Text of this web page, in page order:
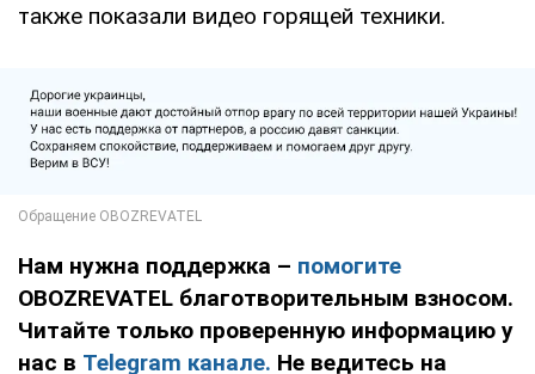
также показали видео горящей техники.
Нам нужна поддержка – помогите
OBOZREVATEL благотворительным взносом.
Читайте только проверенную информацию у
нас в Telegram канале. Не ведитесь на